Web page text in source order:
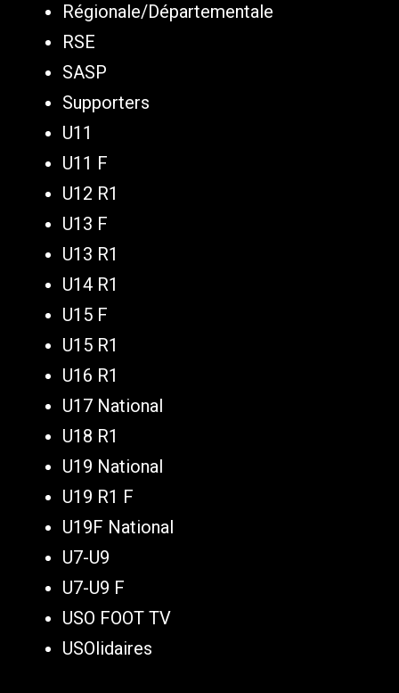
Régionale/Départementale
RSE
SASP
Supporters
U11
U11 F
U12 R1
U13 F
U13 R1
U14 R1
U15 F
U15 R1
U16 R1
U17 National
U18 R1
U19 National
U19 R1 F
U19F National
U7-U9
U7-U9 F
USO FOOT TV
USOlidaires